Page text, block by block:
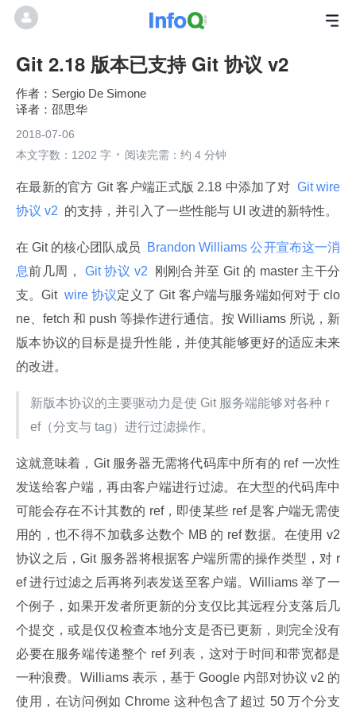
Git 2.18 版本已支持 Git 协议 v2
Sergio De Simone
邵思华
2018-07-06
本文字数：1202 字
阅读完需：约 4 分钟
在最新的官方 Git 客户端正式版 2.18 中添加了对 Git wire
协议 v2 的支持，并引入了一些性能与 UI 改进的新特性。
在 Git 的核心团队成员
Brandon Williams 公开宣布这一消
息前几周， Git 协议 v2
刚刚合并至 Git 的 master 主干分
支。Git wire 协议定义了 Git 客户端与服务端如何对于 clo
ne、fetch 和 push 等操作进行通信。按 Williams 所说，新
版本协议的目标是提升性能，并使其能够更好的适应未来
的改进。
新版本协议的主要驱动力是使 Git 服务端能够对各种 r
ef（分支与 tag）进行过滤操作。
这就意味着，Git 服务器无需将代码库中所有的 ref 一次性
发送给客户端，再由客户端进行过滤。在大型的代码库中
可能会存在不计其数的 ref，即使某些 ref 是客户端无需使
用的，也不得不加载多达数个 MB 的 ref 数据。在使用 v2
协议之后，Git 服务器将根据客户端所需的操作类型，对 r
ef 进行过滤之后再将列表发送至客户端。Williams 举了一
个例子，如果开发者所更新的分支仅比其远程分支落后几
个提交，或是仅仅检查本地分支是否已更新，则完全没有
必要在服务端传递整个 ref 列表，这对于时间和带宽都是
一种浪费。Williams 表示，基于 Google 内部对协议 v2 的
使用，在访问例如 Chrome 这种包含了超过 50 万个分支